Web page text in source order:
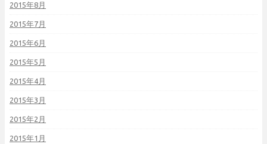
2015年8月
2015年7月
2015年6月
2015年5月
2015年4月
2015年3月
2015年2月
2015年1月